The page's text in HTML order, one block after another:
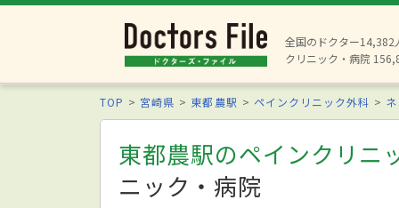
全国のドクター14,382
クリニック・病院
TOP 宮崎県 東都農駅 ペインクリニック外科
東都農駅のペインクリニ
ニック・病院